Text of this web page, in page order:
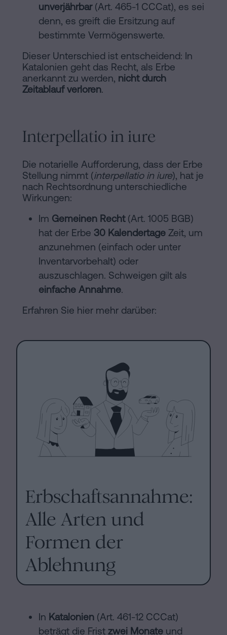
unverjährbar(Art. 465-1 CCCat), es sei
denn, es greift die Ersitzung auf
bestimmte Vermögenswerte.
Dieser Unterschied ist entscheidend: In
Katalonien geht das Recht, als Erbe
anerkannt zu werden, nicht durch
Zeitablauf verloren.
Interpellatio in iure
Die notarielle Aufforderung, dass der Erbe
Stellung nimmt (interpellatio in iure), hat je
nach Rechtsordnung unterschiedliche
Wirkungen:
Im Gemeinen Recht(Art. 1005 BGB)
hat der Erbe 30 Kalendertage Zeit, um
anzunehmen (einfach oder unter
Inventarvorbehalt) oder
auszuschlagen. Schweigen gilt als
einfache Annahme.
Erfahren Sie hier mehr darüber:
Erbschaftsannahme:
Alle Arten und
Formen der
Ablehnung
In Katalonien (Art. 461-12 CCCat)
beträgt die Frist zwei Monate und